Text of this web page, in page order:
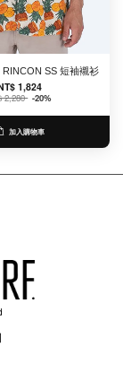
RINCON SS 短袖襯衫
1,824
2,280 -20%
加入購物車